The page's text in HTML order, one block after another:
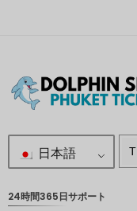
日本語
24時間365日サポート